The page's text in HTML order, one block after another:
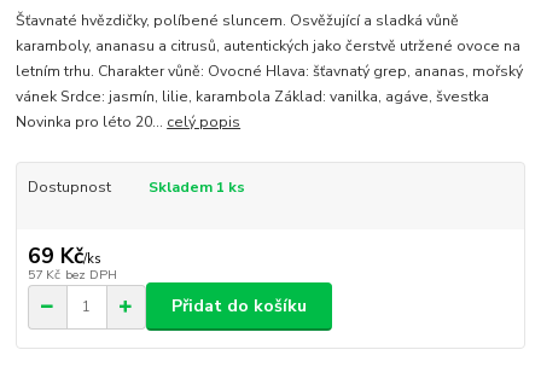
Šťavnaté hvězdičky, políbené sluncem. Osvěžující a sladká vůně
karamboly, ananasu a citrusů, autentických jako čerstvě utržené ovoce na
letním trhu. Charakter vůně: Ovocné Hlava: šťavnatý grep, ananas, mořský
vánek Srdce: jasmín, lilie, karambola Základ: vanilka, agáve, švestka
Novinka pro léto 20... celý popis
Dostupnost Skladem 1 ks
69 Kč/ks
57 Kč bez DPH
Přidat do košíku